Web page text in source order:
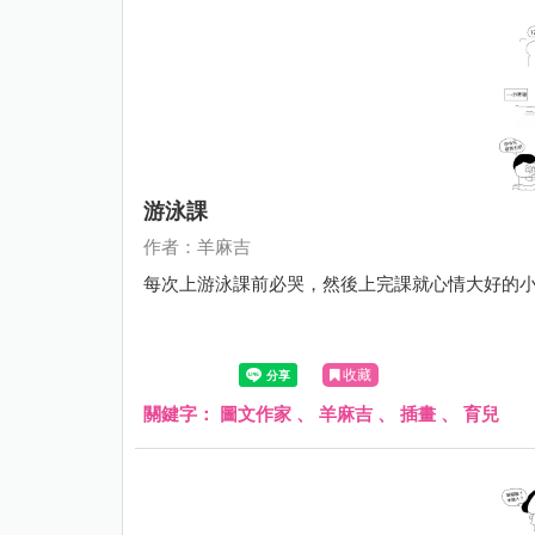
游泳課
作者：羊麻吉
每次上游泳課前必哭，然後上完課就心情大好的
收藏
關鍵字： 圖文作家 、 羊麻吉 、 插畫 、 育兒